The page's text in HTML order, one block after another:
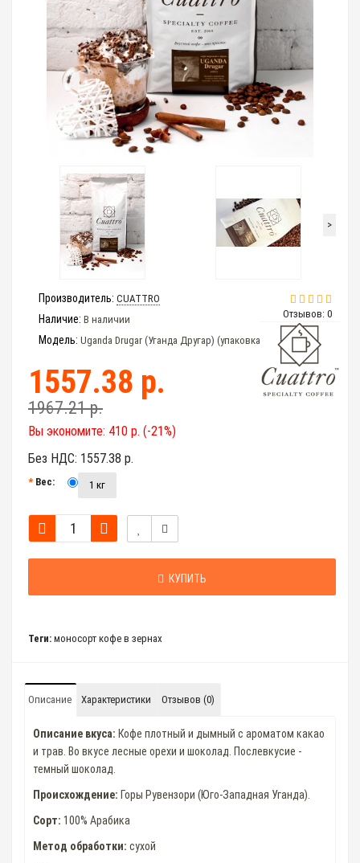
>
Отзывов: 0
Производитель: CUATTRO
Наличие: В наличии
Модель: Uganda Drugar (Уганда Другар) (упаковка 1 кг)
1557.38 р.
1967.21 р.
Вы экономите: 410 р. (-21%)
Без НДС: 1557.38 р.
Вес: 1 кг
КУПИТЬ
Теги: моносорт кофе в зернах
Описание Характеристики Отзывов (0)
Описание вкуса: Кофе плотный и дымный с ароматом какао
и трав. Во вкусе лесные орехи и шоколад. Послевкусие -
темный шоколад.
Происхождение: Горы Рувензори (Юго-Западная Уганда).
Сорт: 100% Арабика
Метод обработки: сухой